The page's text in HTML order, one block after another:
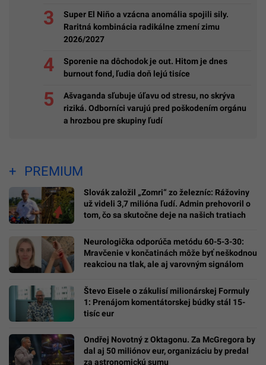
Super El Niño a vzácna anomália spojili sily.
Raritná kombinácia radikálne zmení zimu
2026/2027
Sporenie na dôchodok je out. Hitom je dnes
burnout fond, ľudia doň lejú tisíce
Ašvaganda sľubuje úľavu od stresu, no skrýva
riziká. Odborníci varujú pred poškodením orgánu
a hrozbou pre skupiny ľudí
PREMIUM
Slovák založil „Zomri“ zo železníc: Rážoviny
už videli 3,7 milióna ľudí. Admin prehovoril o
tom, čo sa skutočne deje na našich tratiach
Neurologička odporúča metódu 60-5-3-30:
Mravčenie v končatinách môže byť neškodnou
reakciou na tlak, ale aj varovným signálom
Števo Eisele o zákulisí milionárskej Formuly
1: Prenájom komentátorskej búdky stál 15-
tisíc eur
Ondřej Novotný z Oktagonu. Za McGregora by
dal aj 50 miliónov eur, organizáciu by predal
za astronomickú sumu